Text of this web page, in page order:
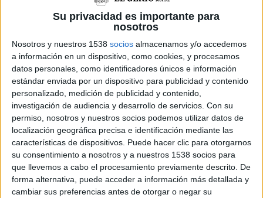
Su privacidad es importante para
nosotros
Nosotros y nuestros 1538 socios almacenamos y/o accedemos
a información en un dispositivo, como cookies, y procesamos
datos personales, como identificadores únicos e información
estándar enviada por un dispositivo para publicidad y contenido
personalizado, medición de publicidad y contenido,
investigación de audiencia y desarrollo de servicios. Con su
permiso, nosotros y nuestros socios podemos utilizar datos de
localización geográfica precisa e identificación mediante las
características de dispositivos. Puede hacer clic para otorgarnos
su consentimiento a nosotros y a nuestros 1538 socios para
que llevemos a cabo el procesamiento previamente descrito. De
forma alternativa, puede acceder a información más detallada y
cambiar sus preferencias antes de otorgar o negar su
quan s'atorguen privilegis de sang perquè "una
sola persona sigui rei".
Per la seva banda, Cs i el PP han defensat el
paper de la monarquia. La portaveu dels
populars, Concepció Veray, ha dit que és "el mur
de contenció perquè els independentistes no se
surtin amb la seva". I la de la formació taronja,
Míriam Pujola, ha llegit part del discurs
d'entronització de Joan Carles I i n'ha
reivindicat els seus valors "de modernitat". El
PSC, per la seva banda, tot i recordar que des